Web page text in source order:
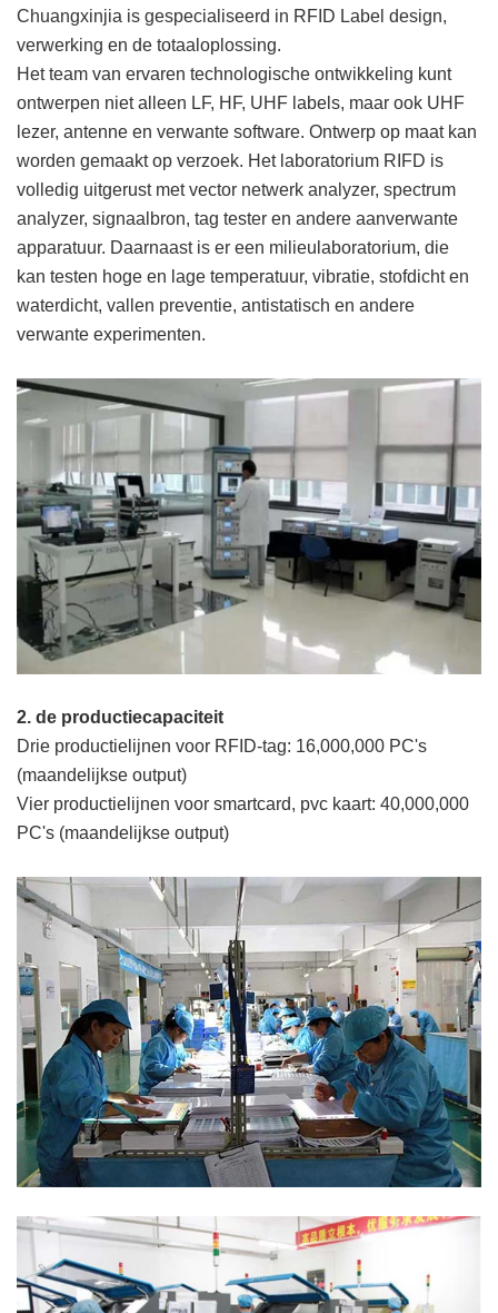
Chuangxinjia is gespecialiseerd in RFID Label design,
verwerking en de totaaloplossing.
Het team van ervaren technologische ontwikkeling kunt
ontwerpen niet alleen LF, HF, UHF labels, maar ook UHF
lezer, antenne en verwante software. Ontwerp op maat kan
worden gemaakt op verzoek. Het laboratorium RIFD is
volledig uitgerust met vector netwerk analyzer, spectrum
analyzer, signaalbron, tag tester en andere aanverwante
apparatuur. Daarnaast is er een milieulaboratorium, die
kan testen hoge en lage temperatuur, vibratie, stofdicht en
waterdicht, vallen preventie, antistatisch en andere
verwante experimenten.
2. de productiecapaciteit
Drie productielijnen voor RFID-tag: 16,000,000 PC's
(maandelijkse output)
Vier productielijnen voor smartcard, pvc kaart: 40,000,000
PC's (maandelijkse output)